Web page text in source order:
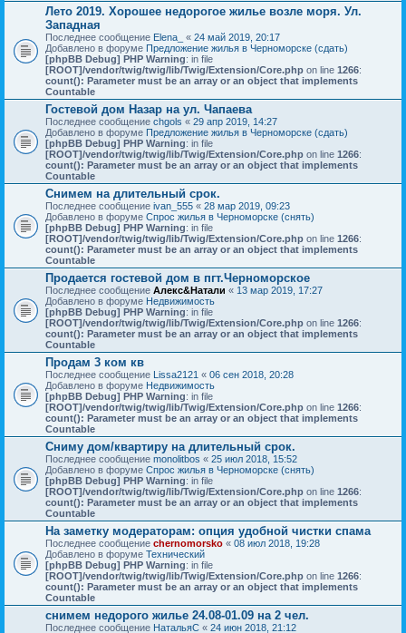
Лето 2019. Хорошее недорогое жилье возле моря. Ул.
Западная
Последнее сообщение Elena_ « 24 май 2019, 20:17
Добавлено в форуме Предложение жилья в Черноморске (сдать)
[phpBB Debug] PHP Warning: in file
[ROOT]/vendor/twig/twig/lib/Twig/Extension/Core.php on line 1266:
count(): Parameter must be an array or an object that implements
Countable
Гостевой дом Назар на ул. Чапаева
Последнее сообщение chgols « 29 апр 2019, 14:27
Добавлено в форуме Предложение жилья в Черноморске (сдать)
[phpBB Debug] PHP Warning: in file
[ROOT]/vendor/twig/twig/lib/Twig/Extension/Core.php on line 1266:
count(): Parameter must be an array or an object that implements
Countable
Снимем на длительный срок.
Последнее сообщение ivan_555 « 28 мар 2019, 09:23
Добавлено в форуме Спрос жилья в Черноморске (снять)
[phpBB Debug] PHP Warning: in file
[ROOT]/vendor/twig/twig/lib/Twig/Extension/Core.php on line 1266:
count(): Parameter must be an array or an object that implements
Countable
Продается гостевой дом в пгт.Черноморское
Последнее сообщение Алекс&Натали « 13 мар 2019, 17:27
Добавлено в форуме Недвижимость
[phpBB Debug] PHP Warning: in file
[ROOT]/vendor/twig/twig/lib/Twig/Extension/Core.php on line 1266:
count(): Parameter must be an array or an object that implements
Countable
Продам 3 ком кв
Последнее сообщение Lissa2121 « 06 сен 2018, 20:28
Добавлено в форуме Недвижимость
[phpBB Debug] PHP Warning: in file
[ROOT]/vendor/twig/twig/lib/Twig/Extension/Core.php on line 1266:
count(): Parameter must be an array or an object that implements
Countable
Сниму дом/квартиру на длительный срок.
Последнее сообщение monolitbos « 25 июл 2018, 15:52
Добавлено в форуме Спрос жилья в Черноморске (снять)
[phpBB Debug] PHP Warning: in file
[ROOT]/vendor/twig/twig/lib/Twig/Extension/Core.php on line 1266:
count(): Parameter must be an array or an object that implements
Countable
На заметку модераторам: опция удобной чистки спама
Последнее сообщение chernomorsko « 08 июл 2018, 19:28
Добавлено в форуме Технический
[phpBB Debug] PHP Warning: in file
[ROOT]/vendor/twig/twig/lib/Twig/Extension/Core.php on line 1266:
count(): Parameter must be an array or an object that implements
Countable
снимем недорого жилье 24.08-01.09 на 2 чел.
Последнее сообщение НатальяС « 24 июн 2018, 21:12